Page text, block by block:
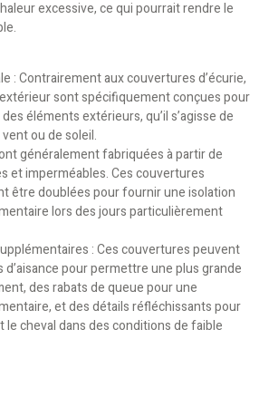
excessive, ce qui pourrait rendre le
: Contrairement aux couvertures d’écurie,
sont spécifiquement conçues pour
éléments extérieurs, qu’il s’agisse de
ou de soleil.
généralement fabriquées à partir de
et imperméables. Ces couvertures
être doublées pour fournir une isolation
lors des jours particulièrement
: Ces couvertures peuvent
pour permettre une plus grande
des rabats de queue pour une
et des détails réfléchissants pour
cheval dans des conditions de faible